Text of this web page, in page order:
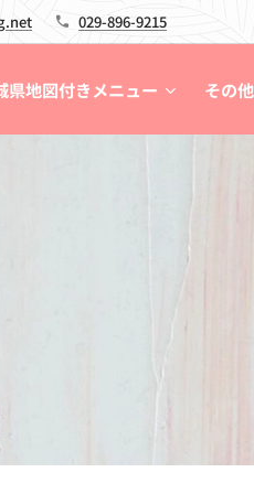
029-896-9215
県地図付きメニュー その他